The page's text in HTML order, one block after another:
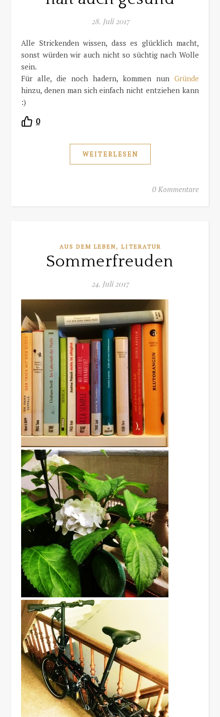
28. Juli 2017
Alle Strickenden wissen, dass es glücklich macht,
sonst würden wir auch nicht so süchtig nach Wolle
sein.
Für alle, die noch hadern, kommen nun Gründe
hinzu, denen man sich einfach nicht entziehen kann
:)
0
WEITERLESEN
0 Kommentare
AUS DEM LEBEN, LITERATUR
Sommerfreuden
24. Juli 2017